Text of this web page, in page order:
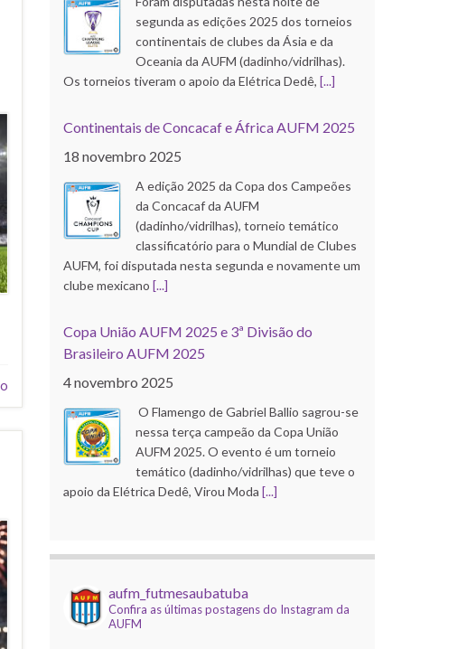
segunda as edições 2025 dos torneios
continentais de clubes da Ásia e da
Oceania da AUFM (dadinho/vidrilhas).
Os torneios tiveram o apoio da Elétrica Dedê, [...]
Continentais de Concacaf e África AUFM 2025
18 novembro 2025
A edição 2025 da Copa dos Campeões
da Concacaf da AUFM
(dadinho/vidrilhas), torneio temático
classificatório para o Mundial de Clubes
AUFM, foi disputada nesta segunda e novamente um
clube mexicano [...]
Copa União AUFM 2025 e 3ª Divisão do
Brasileiro AUFM 2025
4 novembro 2025
O Flamengo de Gabriel Ballio sagrou-se
nessa terça campeão da Copa União
AUFM 2025. O evento é um torneio
temático (dadinho/vidrilhas) que teve o
apoio da Elétrica Dedê, Virou Moda [...]
O Corinthians de Róbson Pinho faturou
a edição 2025 da Copa do Brasil AUFM
aufm_futmesaubatuba
Confira as últimas postagens do Instagram da
AUFM